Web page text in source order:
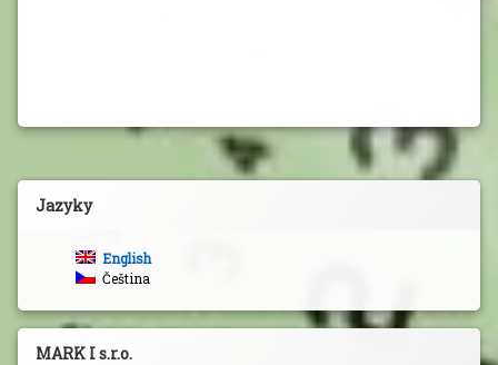
Jazyky
English
Čeština
MARK I s.r.o.